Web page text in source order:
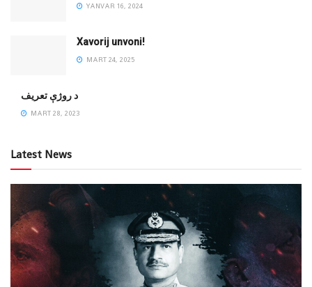
YANVAR 16, 2024
Xavorij unvoni!
MART 24, 2025
‌د روژې تعریف
MART 28, 2023
Latest News